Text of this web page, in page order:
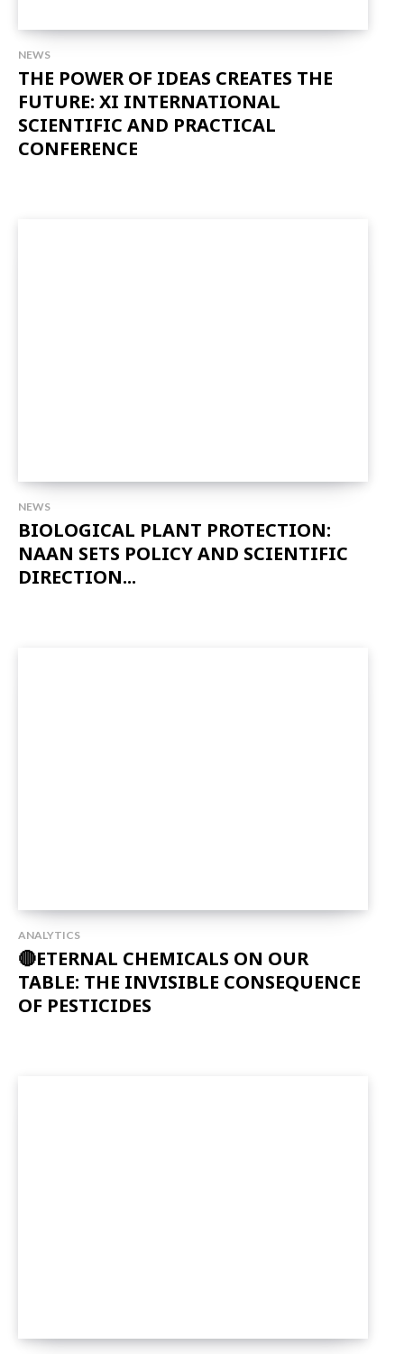
NEWS
THE POWER OF IDEAS CREATES THE
FUTURE: XI INTERNATIONAL
SCIENTIFIC AND PRACTICAL
CONFERENCE
NEWS
BIOLOGICAL PLANT PROTECTION:
NAAN SETS POLICY AND SCIENTIFIC
DIRECTION...
ANALYTICS
🔴ETERNAL CHEMICALS ON OUR
TABLE: THE INVISIBLE CONSEQUENCE
OF PESTICIDES